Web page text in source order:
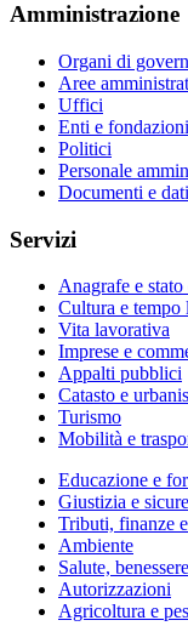
Amministrazione
Organi di
Aree
Uffici
Enti e fondazioni
Politici
Personale
Documenti e dati
Servizi
Anagrafe e
Cultura e tempo
Vita lavorativa
Imprese e
Appalti pubblici
Catasto e
Turismo
Mobilità e
Educazione e
Giustizia e
Tributi, finanze
Ambiente
Salute,
Autorizzazioni
Agricoltura e